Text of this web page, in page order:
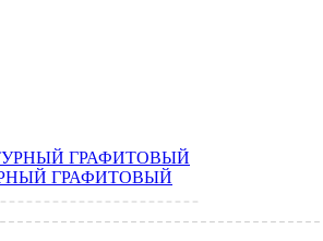
ГРАФИТОВЫЙ